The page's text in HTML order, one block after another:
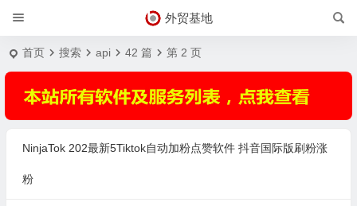
外贸基地
首页 搜索 api 42 篇 第 2 页
NinjaTok 202最新5Tiktok自动加粉点赞软件 抖音国际版刷粉涨
粉